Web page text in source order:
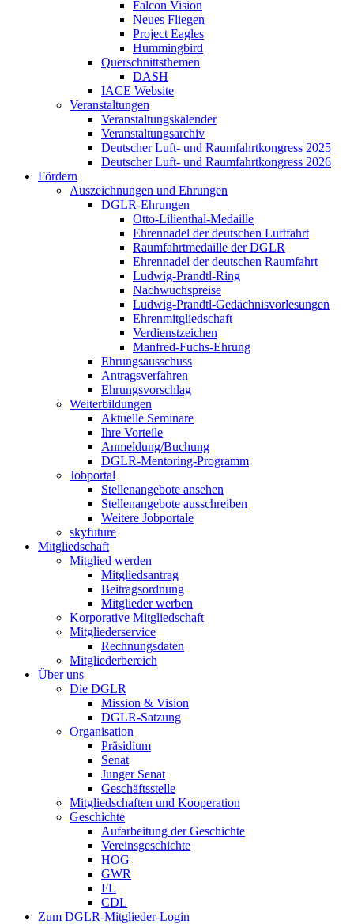
Falcon Vision
Neues Fliegen
Project Eagles
Hummingbird
Querschnittsthemen
DASH
IACE Website
Veranstaltungen
Veranstaltungskalender
Veranstaltungsarchiv
Deutscher Luft- und Raumfahrtkongress 2025
Deutscher Luft- und Raumfahrtkongress 2026
Fördern
Auszeichnungen und Ehrungen
DGLR-Ehrungen
Otto-Lilienthal-Medaille
Ehrennadel der deutschen Luftfahrt
Raumfahrtmedaille der DGLR
Ehrennadel der deutschen Raumfahrt
Ludwig-Prandtl-Ring
Nachwuchspreise
Ludwig-Prandtl-Gedächnisvorlesungen
Ehrenmitgliedschaft
Verdienstzeichen
Manfred-Fuchs-Ehrung
Ehrungsausschuss
Antragsverfahren
Ehrungsvorschlag
Weiterbildungen
Aktuelle Seminare
Ihre Vorteile
Anmeldung/Buchung
DGLR-Mentoring-Programm
Jobportal
Stellenangebote ansehen
Stellenangebote ausschreiben
Weitere Jobportale
skyfuture
Mitgliedschaft
Mitglied werden
Mitgliedsantrag
Beitragsordnung
Mitglieder werben
Korporative Mitgliedschaft
Mitgliederservice
Rechnungsdaten
Mitgliederbereich
Über uns
Die DGLR
Mission & Vision
DGLR-Satzung
Organisation
Präsidium
Senat
Junger Senat
Geschäftsstelle
Mitgliedschaften und Kooperation
Geschichte
Aufarbeitung der Geschichte
Vereinsgeschichte
HOG
GWR
FL
CDL
Zum DGLR-Mitglieder-Login